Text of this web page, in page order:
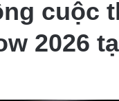
cuộc
2026